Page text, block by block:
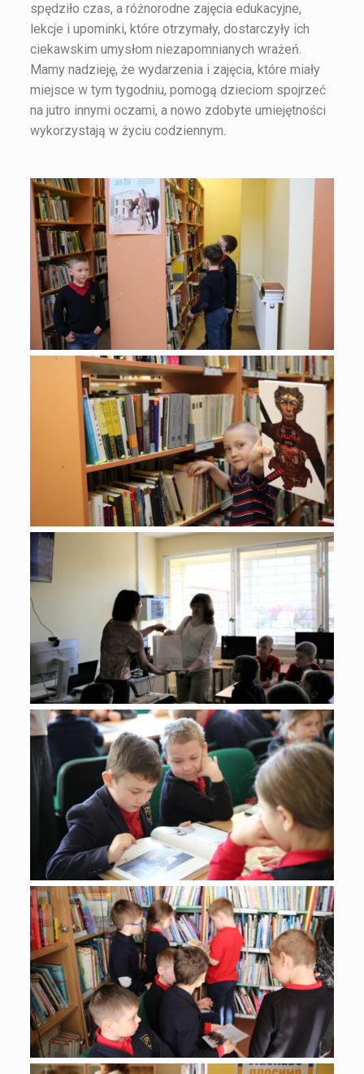
spędziło czas, a różnorodne zajęcia edukacyjne,
lekcje i upominki, które otrzymały, dostarczyły ich
ciekawskim umysłom niezapomnianych wrażeń.
Mamy nadzieję, że wydarzenia i zajęcia, które miały
miejsce w tym tygodniu, pomogą dzieciom spojrzeć
na jutro innymi oczami, a nowo zdobyte umiejętności
wykorzystają w życiu codziennym.